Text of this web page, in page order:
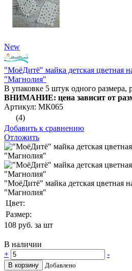
New
"МоёДитё" майка детская цветная
"Магнолия"
В упаковке 5 штук одного размера,
ВНИМАНИЕ: цена зависит от
Артикул: МК065
(4)
Добавить к сравнению
Отложить
"МоёДитё" майка детская цветная
"Магнолия"
Цвет:
Размер:
108 руб. за шт
В наличии
+
-
В корзину Добавлено